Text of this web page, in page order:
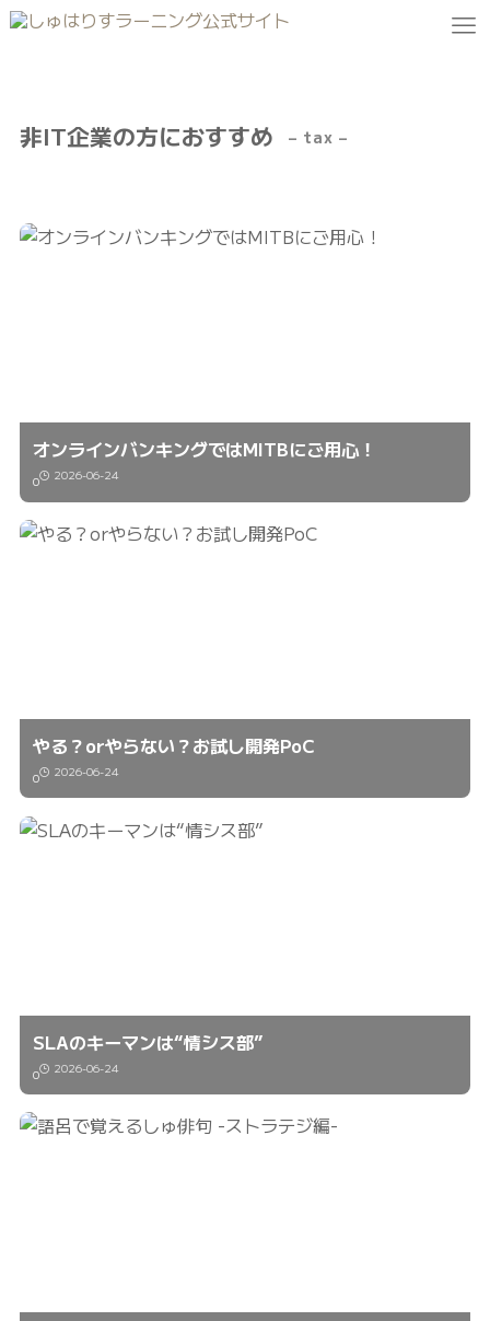
非IT企業の方におすすめ – tax –
オンラインバンキングではMITBにご用心！
0 2026-06-24
やる？orやらない？お試し開発PoC
0 2026-06-24
SLAのキーマンは“情シス部”
0 2026-06-24